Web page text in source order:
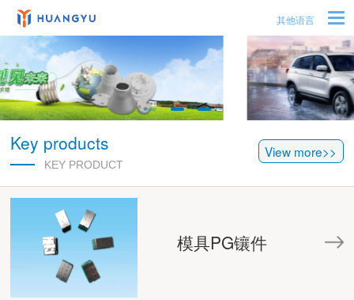
其他语言
View more>>
Key products
KEY PRODUCT
模具PG镶件